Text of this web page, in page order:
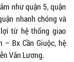
như quận 5, quận
nhanh chóng và
từ hệ thống giao
– Bx Cần Giuộc, hệ
Văn Lương.